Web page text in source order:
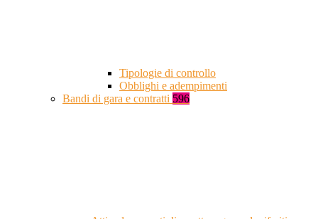
Tipologie di controllo
Obblighi e adempimenti
Bandi di gara e contratti 596